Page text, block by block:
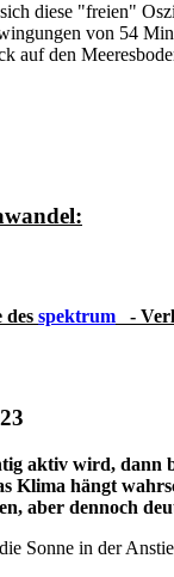
diese "freien"
von 54
auf den
des spektrum -
aktiv wird, dann
Klima hängt
aber dennoch
Sonne in der